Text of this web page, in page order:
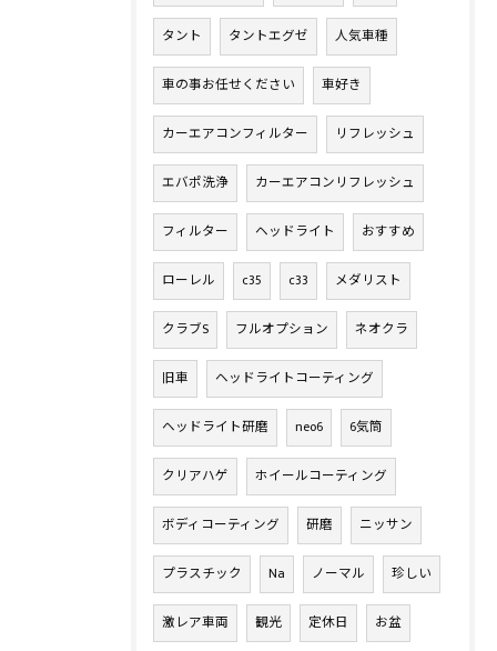
タント タントエグゼ 人気車種
車の事お任せください 車好き
カーエアコンフィルター リフレッシュ
エバポ洗浄 カーエアコンリフレッシュ
フィルター ヘッドライト おすすめ
ローレル c35 c33 メダリスト
クラブS フルオプション ネオクラ
旧車 ヘッドライトコーティング
ヘッドライト研磨 neo6 6気筒
クリアハゲ ホイールコーティング
ボディコーティング 研磨 ニッサン
プラスチック Na ノーマル 珍しい
激レア車両 観光 定休日 お盆